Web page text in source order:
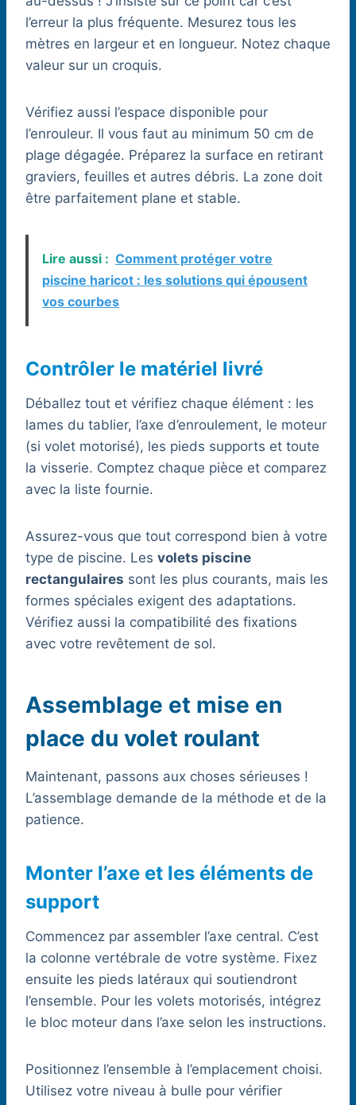
l’erreur la plus fréquente. Mesurez tous les
mètres en largeur et en longueur. Notez chaque
valeur sur un croquis.
Vérifiez aussi l’espace disponible pour
l’enrouleur. Il vous faut au minimum 50 cm de
plage dégagée. Préparez la surface en retirant
graviers, feuilles et autres débris. La zone doit
être parfaitement plane et stable.
Lire aussi : Comment protéger votre
piscine haricot : les solutions qui épousent
vos courbes
Contrôler le matériel livré
Déballez tout et vérifiez chaque élément : les
lames du tablier, l’axe d’enroulement, le moteur
(si volet motorisé), les pieds supports et toute
la visserie. Comptez chaque pièce et comparez
avec la liste fournie.
Assurez-vous que tout correspond bien à votre
type de piscine. Les volets piscine
rectangulaires sont les plus courants, mais les
formes spéciales exigent des adaptations.
Vérifiez aussi la compatibilité des fixations
avec votre revêtement de sol.
Assemblage et mise en
place du volet roulant
Maintenant, passons aux choses sérieuses !
L’assemblage demande de la méthode et de la
patience.
Monter l’axe et les éléments de
support
Commencez par assembler l’axe central. C’est
la colonne vertébrale de votre système. Fixez
ensuite les pieds latéraux qui soutiendront
l’ensemble. Pour les volets motorisés, intégrez
le bloc moteur dans l’axe selon les instructions.
Positionnez l’ensemble à l’emplacement choisi.
Utilisez votre niveau à bulle pour vérifier